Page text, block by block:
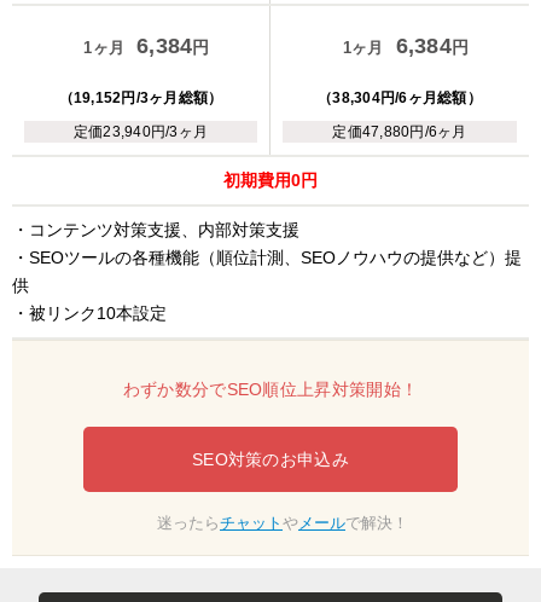
1ヶ月 6,384円
（19,152円/3ヶ月総額）
定価23,940円/3ヶ月
1ヶ月 6,384円
（38,304円/6ヶ月総額）
定価47,880円/6ヶ月
初期費用0円
・コンテンツ対策支援、内部対策支援
・SEOツールの各種機能（順位計測、SEOノウハウの提供など）提
供
・被リンク10本設定
わずか数分でSEO順位上昇対策開始！
SEO対策のお申込み
迷ったらチャット や メールで解決！